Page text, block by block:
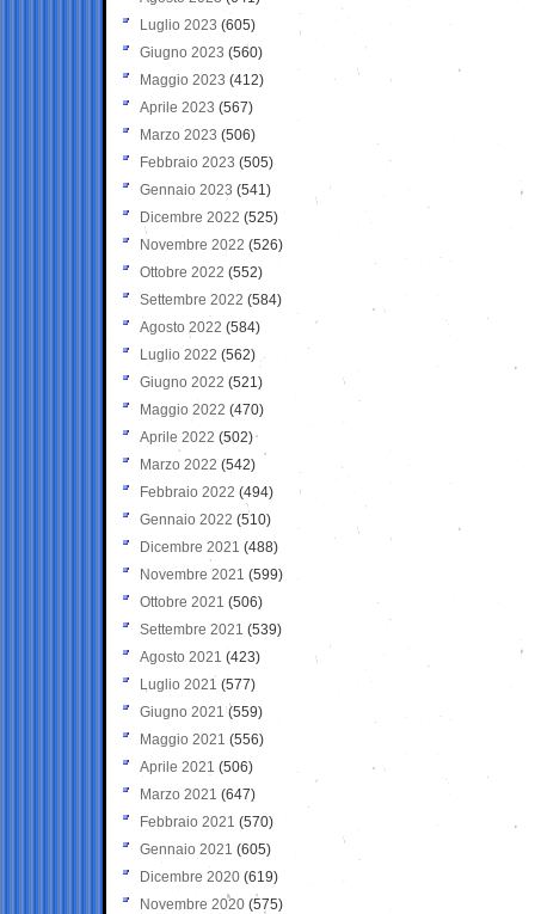
Luglio 2023 (605)
Giugno 2023 (560)
Maggio 2023 (412)
Aprile 2023 (567)
Marzo 2023 (506)
Febbraio 2023 (505)
Gennaio 2023 (541)
Dicembre 2022 (525)
Novembre 2022 (526)
Ottobre 2022 (552)
Settembre 2022 (584)
Agosto 2022 (584)
Luglio 2022 (562)
Giugno 2022 (521)
Maggio 2022 (470)
Aprile 2022 (502)
Marzo 2022 (542)
Febbraio 2022 (494)
Gennaio 2022 (510)
Dicembre 2021 (488)
Novembre 2021 (599)
Ottobre 2021 (506)
Settembre 2021 (539)
Agosto 2021 (423)
Luglio 2021 (577)
Giugno 2021(559)
Maggio 2021 (556)
Aprile 2021 (506)
Marzo 2021 (647)
Febbraio 2021 (570)
Gennaio 2021 (605)
Dicembre 2020 (619)
Novembre 2020 (575)